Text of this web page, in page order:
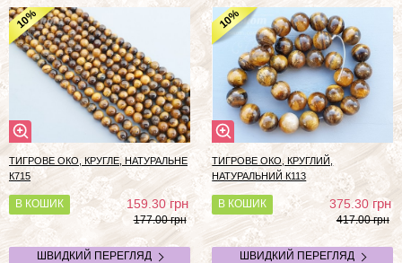
10%
ТИГРОВЕ ОКО, КРУГЛЕ, НАТУРАЛЬНЕ
К715
В КОШИК 159.30грн
177.00 грн
ШВИДКИЙ ПЕРЕГЛЯД
10%
ТИГРОВЕ ОКО, КРУГЛИЙ,
НАТУРАЛЬНИЙ К113
В КОШИК 375.30грн
417.00 грн
ШВИДКИЙ ПЕРЕГЛЯД